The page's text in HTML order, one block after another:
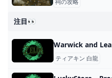
注目👀
ティアキン 白龍